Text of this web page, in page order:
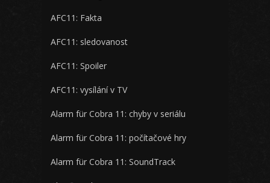
AFC11: Fakta
AFC11: sledovanost
AFC11: Spoiler
AFC11: vysílání v TV
Alarm für Cobra 11: chyby v seriálu
Alarm für Cobra 11: počítačové hry
Alarm für Cobra 11: SoundTrack